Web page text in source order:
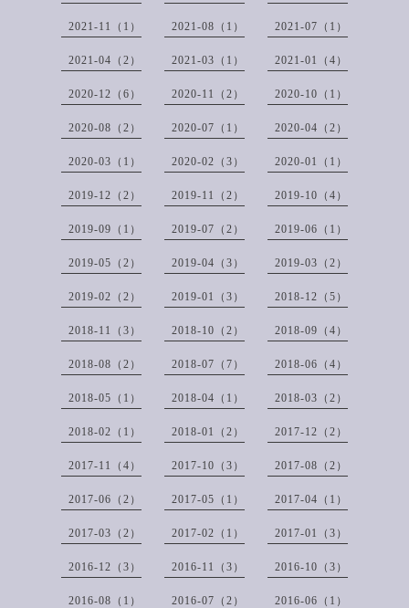
2021-11（1） 2021-08（1） 2021-07（1）
2021-04（2） 2021-03（1） 2021-01（4）
2020-12（6） 2020-11（2） 2020-10（1）
2020-08（2） 2020-07（1） 2020-04（2）
2020-03（1） 2020-02（3） 2020-01（1）
2019-12（2） 2019-11（2） 2019-10（4）
2019-09（1） 2019-07（2） 2019-06（1）
2019-05（2） 2019-04（3） 2019-03（2）
2019-02（2） 2019-01（3） 2018-12（5）
2018-11（3） 2018-10（2） 2018-09（4）
2018-08（2） 2018-07（7） 2018-06（4）
2018-05（1） 2018-04（1） 2018-03（2）
2018-02（1） 2018-01（2） 2017-12（2）
2017-11（4） 2017-10（3） 2017-08（2）
2017-06（2） 2017-05（1） 2017-04（1）
2017-03（2） 2017-02（1） 2017-01（3）
2016-12（3） 2016-11（3） 2016-10（3）
2016-08（1） 2016-07（2） 2016-06（1）